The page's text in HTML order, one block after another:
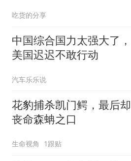
吃货的分享
中国综合国力太强大了，
美国迟迟不敢行动
汽车乐乐说
花豹捕杀凯门鳄，最后却
丧命森蚺之口
生命视角 1跟贴